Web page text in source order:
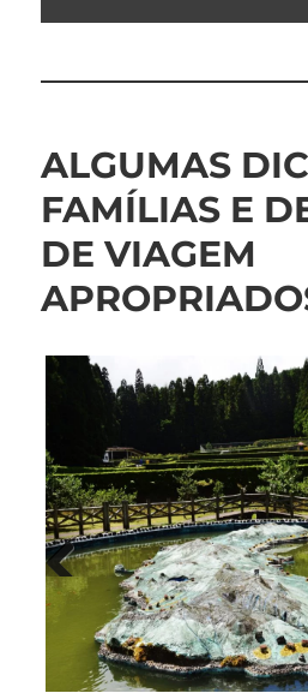
ALGUMAS
FAMÍLIAS E
DE VIAGEM
Vorheriges